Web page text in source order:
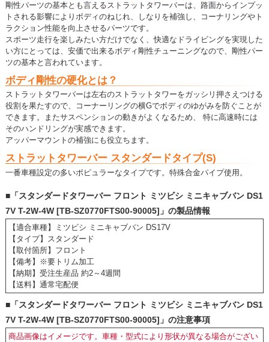
剛性パーツの基本とも言えるストラットタワーバーは、路面からインプッ
トされる影響によりボディのねじれ、しなりを補強し、コーナリングやト
ラクション性能を向上させるパーツです。
スポーツ走行を楽しみたい方だけでなく、快適なドライビングを実現した
い方にとっては、安価で出来るボディ剛性チューニングなので、剛性パー
ツの基本と言われています。
ボディ剛性の硬化とは？
ストラットタワーバーは左右のストラットタワーをガッシリ押さえつける
役割を果たすので、コーナーリングの横Gでボディのゆがみを防ぐことが
できます。またサスペンションの動きがよくなるため、 特に高速時には
そのハンドリングが実感できます。
アッパーマウントの補強にも役立ちます。
ストラットタワーバー スタンダードタイプ(S)
一番車種設定の多いポピュラーなタイプです。特殊合金パイプ使用。
■「スタンダードタワーバー フロント ミツビシ ミニキャブバン DS1
7V T-2W-4W [TB-SZ0770FTS00-90005]」の製品情報
【適合車種】ミツビシ ミニキャブバン DS17V
【タイプ】スタンダード
【取付箇所】フロント
【備考】※要トリム加工
【納期】受注生産品 約2～4週間
【送料】通常宅配便
■「スタンダードタワーバー フロント ミツビシ ミニキャブバン DS1
7V T-2W-4W [TB-SZ0770FTS00-90005]」の注意事項
商品画像はイメージです。車種・型式により形状が異なる場合がござい